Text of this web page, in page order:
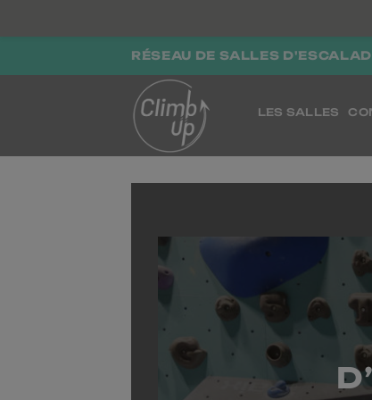
RÉSEAU DE SALLES
LES SALLES